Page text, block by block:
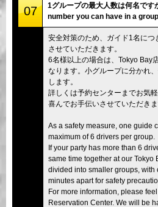
07
1グループの最大人数は何名で
number you can have in a
安全対策のため、ガイド1名につ
させていただきます。
6名様以上の場合は、Tokyo Bay
なります。小グループに分かれ
します。
詳しくは予約センターまでお気
喜んでお手伝いさせていただきま
As a safety measure, one guide
maximum of 6 drivers per group.
If your party has more than 6
same time together at our Tokyo
divided into smaller groups, with
minutes apart for safety
For more information, please
Reservation Center. We will be